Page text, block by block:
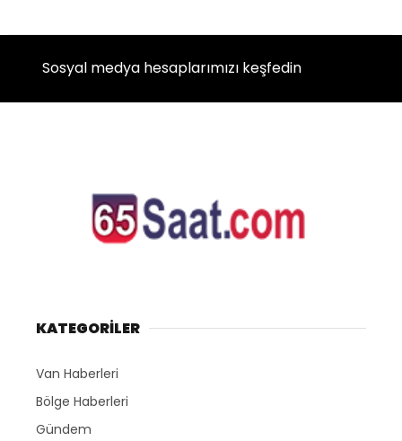
Sosyal medya hesaplarımızı keşfedin
KATEGORİLER
Van Haberleri
Bölge Haberleri
Gündem